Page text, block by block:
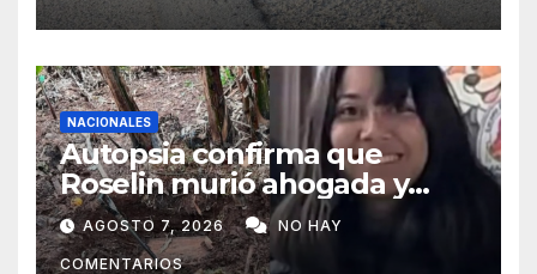
NACIONALES
Autopsia confirma que
Roselin murió ahogada y
luego sufrió una violenta
mutilación
AGOSTO 7, 2026 NO HAY
COMENTARIOS